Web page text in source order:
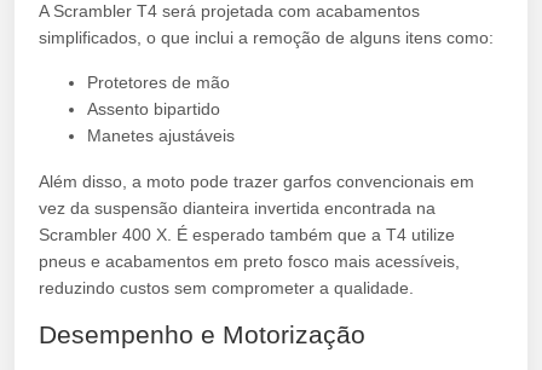
A Scrambler T4 será projetada com acabamentos
simplificados, o que inclui a remoção de alguns itens como:
Protetores de mão
Assento bipartido
Manetes ajustáveis
Além disso, a moto pode trazer garfos convencionais em
vez da suspensão dianteira invertida encontrada na
Scrambler 400 X. É esperado também que a T4 utilize
pneus e acabamentos em preto fosco mais acessíveis,
reduzindo custos sem comprometer a qualidade.
Desempenho e Motorização